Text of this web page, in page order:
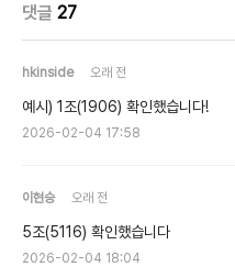
댓글 27
hkinside 오래 전
예시) 1조(1906) 확인했습니다!
2026-02-04 17:58
이현승 오래 전
5조(5116) 확인했습니다
2026-02-04 18:04